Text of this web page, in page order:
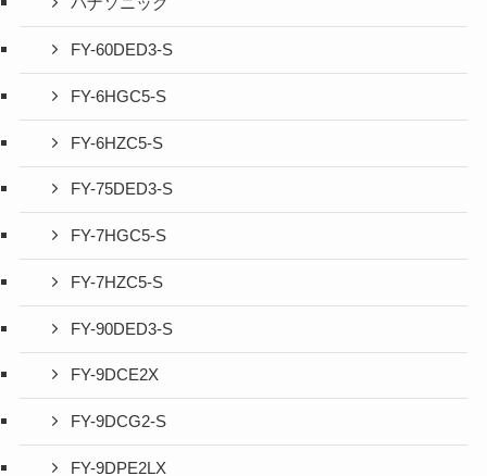
パナソニック
FY-60DED3-S
FY-6HGC5-S
FY-6HZC5-S
FY-75DED3-S
FY-7HGC5-S
FY-7HZC5-S
FY-90DED3-S
FY-9DCE2X
FY-9DCG2-S
FY-9DPE2LX